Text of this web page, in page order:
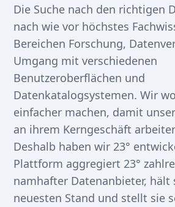
Die Suche nach den richtigen
nach wie vor höchstes
Bereichen Forschung,
Umgang mit verschiedenen
Benutzeroberflächen und
Datenkatalogsystemen. Wir
einfacher machen, damit
an ihrem Kerngeschäft
Deshalb haben wir 23°
Plattform aggregiert 23°
namhafter Datenanbieter, hält
neuesten Stand und stellt sie